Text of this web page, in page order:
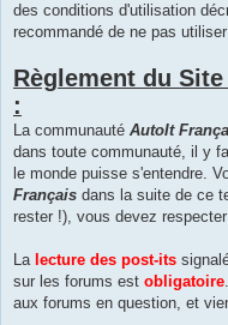
des conditions d'utilisation
recommandé de ne pas
Règlement du Site
:
La communauté AutoIt
dans toute communauté, il y
le monde puisse s'entendre.
Français dans la suite de ce
rester !), vous devez
La lecture des post-its
sur les forums est obligatoire
aux forums en question, et